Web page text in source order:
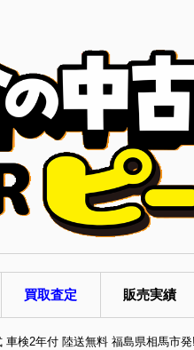
買取査定 販売実績
検2年付 陸送無料 福島県相馬市